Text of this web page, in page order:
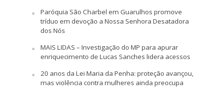
Paróquia São Charbel em Guarulhos promove
tríduo em devoção a Nossa Senhora Desatadora
dos Nós
MAIS LIDAS – Investigação do MP para apurar
enriquecimento de Lucas Sanches lidera acessos
20 anos da Lei Maria da Penha: proteção avançou,
mas violência contra mulheres ainda preocupa